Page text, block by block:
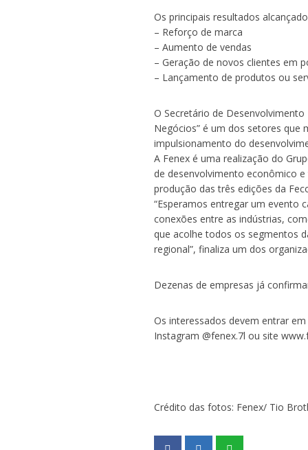
Os principais resultados
– Reforço de marca
– Aumento de vendas
– Geração de novos clientes em
– Lançamento de produtos ou
O Secretário de
Negócios” é um dos setores que
impulsionamento do
A Fenex é uma realização do
de desenvolvimento econômico
produção das três edições da
“Esperamos entregar um evento
conexões entre as indústrias,
que acolhe todos os segmentos
regional”, finaliza um dos
Dezenas de empresas já
Os interessados devem entrar
Instagram @fenex.7l ou site
Crédito das fotos: Fenex/ Tio